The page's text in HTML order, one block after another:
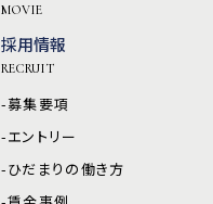
MOVIE
採用情報
RECRUIT
-募集要項
-エントリー
-ひだまりの働き方